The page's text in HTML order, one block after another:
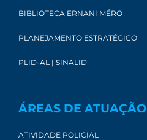
BIBLIOTECA ERNANI MÉRO
PLANEJAMENTO ESTRATÉGICO
PLID-AL | SINALID
ÁREAS DE ATUAÇÃO
ATIVIDADE POLICIAL